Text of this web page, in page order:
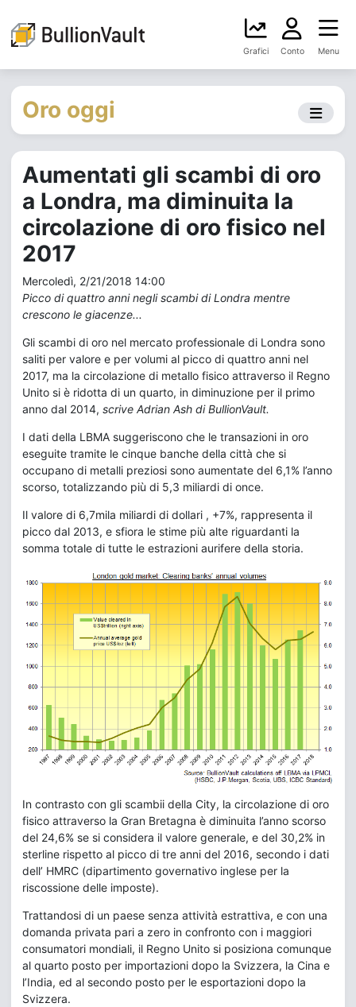
Grafici Conto Menu
Oro oggi
Aumentati gli scambi di oro
a Londra, ma diminuita la
circolazione di oro fisico nel
2017
Mercoledì, 2/21/2018 14:00
Picco di quattro anni negli scambi di Londra mentre
crescono le giacenze...
Gli scambi di oro nel mercato professionale di Londra sono
saliti per valore e per volumi al picco di quattro anni nel
2017, ma la circolazione di metallo fisico attraverso il Regno
Unito si è ridotta di un quarto, in diminuzione per il primo
anno dal 2014, scrive Adrian Ash di BullionVault.
I dati della LBMA suggeriscono che le transazioni in oro
eseguite tramite le cinque banche della città che si
occupano di metalli preziosi sono aumentate del 6,1% l’anno
scorso, totalizzando più di 5,3 miliardi di once.
Il valore di 6,7mila miliardi di dollari , +7%, rappresenta il
picco dal 2013, e sfiora le stime più alte riguardanti la
somma totale di tutte le estrazioni aurifere della storia.
In contrasto con gli scambii della City, la circolazione di oro
fisico attraverso la Gran Bretagna è diminuita l’anno scorso
del 24,6% se si considera il valore generale, e del 30,2% in
sterline rispetto al picco di tre anni del 2016, secondo i dati
dell’ HMRC (dipartimento governativo inglese per la
riscossione delle imposte).
Trattandosi di un paese senza attività estrattiva, e con una
domanda privata pari a zero in confronto con i maggiori
consumatori mondiali, il Regno Unito si posiziona comunque
al quarto posto per importazioni dopo la Svizzera, la Cina e
l’India, ed al secondo posto per le esportazioni dopo la
Svizzera.